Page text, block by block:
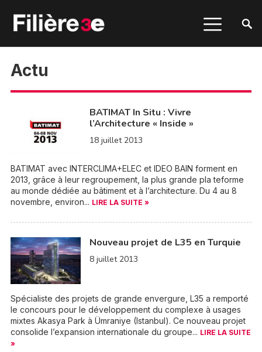
Actu
BATIMAT In Situ : Vivre
l’Architecture « Inside »
18 juillet 2013
BATIMAT avec INTERCLIMA+ELEC et IDEO BAIN forment en
2013, grâce à leur regroupement, la plus grande pla teforme
au monde dédiée au bâtiment et à l’architecture. Du 4 au 8
novembre, environ... LIRE LA SUITE »
Nouveau projet de L35 en Turquie
8 juillet 2013
Spécialiste des projets de grande envergure, L35 a remporté
le concours pour le développement du complexe à usages
mixtes Akasya Park à Ümraniye (Istanbul). Ce nouveau projet
consolide l’expansion internationale du groupe... LIRE LA SUITE
»